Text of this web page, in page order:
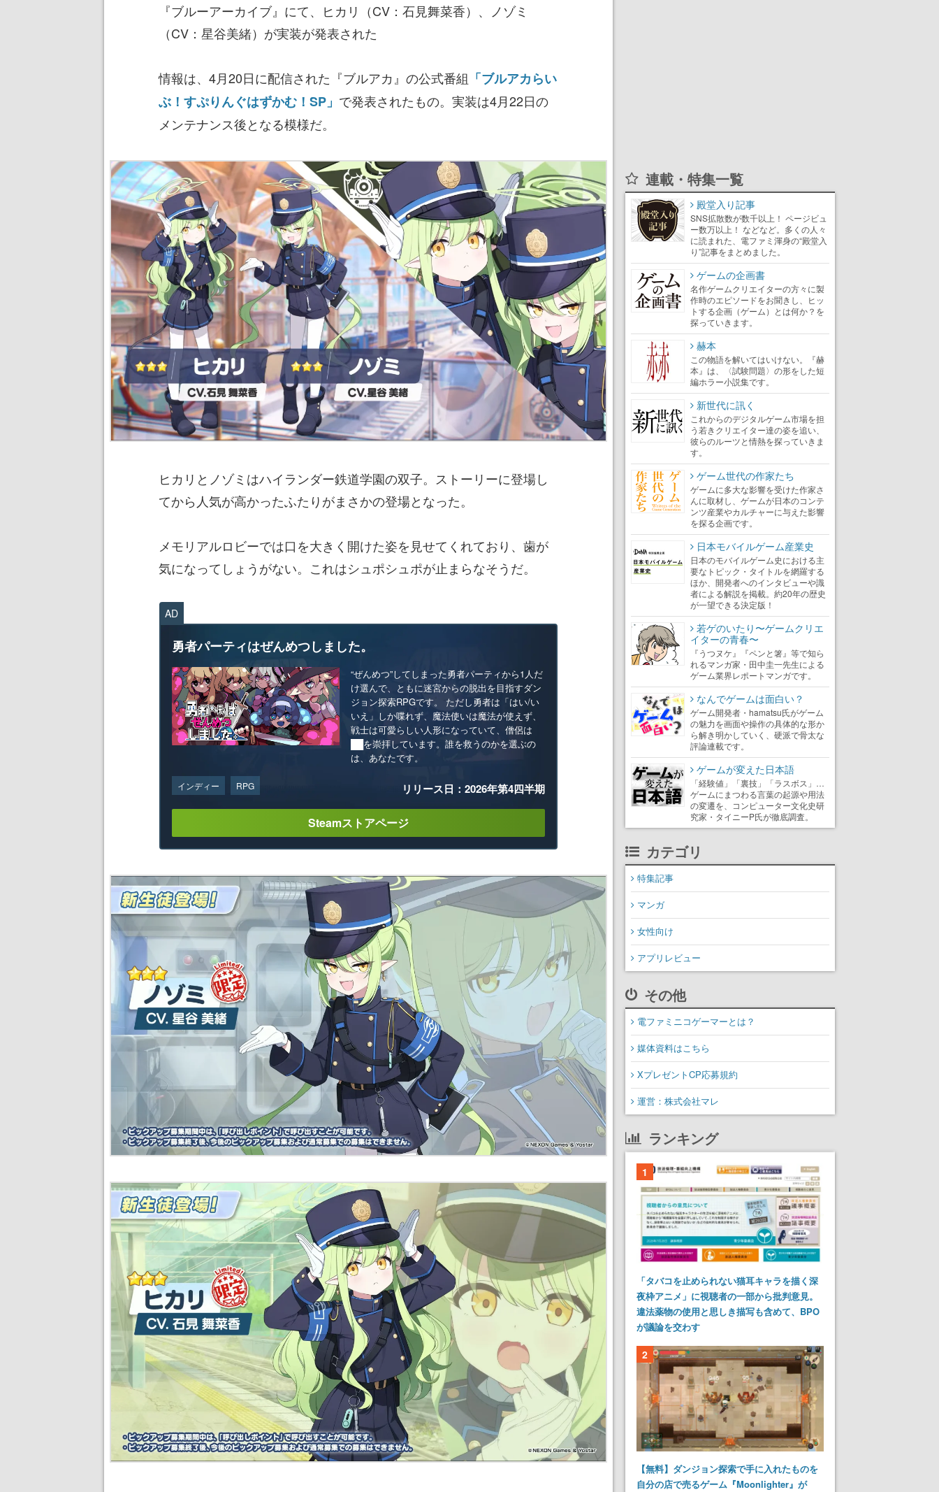
『ブルーアーカイブ』にて、ヒカリ（CV：石見舞菜香）、ノゾミ
（CV：星谷美緒）が実装が発表された
情報は、4月20日に配信された『ブルアカ』の公式番組 「ブルアカらい
ぶ！すぷりんぐはずかむ！SP」 で発表されたもの。実装は4月22日の
メンテナンス後となる模様だ。
ヒカリとノゾミはハイランダー鉄道学園の双子。ストーリーに登場し
てから人気が高かったふたりがまさかの登場となった。
メモリアルロビーでは口を大きく開けた姿を見せてくれており、歯が
気になってしょうがない。これはシュポシュポが止まらなそうだ。
AD
勇者パーティはぜんめつしました。
“ぜんめつ”してしまった勇者パーティから1人だ
け選んで、ともに迷宮からの脱出を目指すダン
ジョン探索RPGです。 ただし勇者は「はい/い
いえ」しか喋れず、魔法使いは魔法が使えず、
戦士は可愛らしい人形になっていて、僧侶は
██を崇拝しています。誰を救うのかを選ぶの
は、あなたです。
インディー RPG リリース日：2026年第4四半期
Steamストアページ
連載・特集一覧
殿堂入り記事
SNS拡散数が数千以上！ ページビュ
ー数万以上！ などなど。多くの人々
に読まれた、電ファミ渾身の“殿堂入
り”記事をまとめました。
ゲームの企画書
名作ゲームクリエイターの方々に製
作時のエピソードをお聞きし、ヒッ
トする企画（ゲーム）とは何か？を
探っていきます。
赫本
この物語を解いてはいけない。『赫
本』は、〈試験問題〉の形をした短
編ホラー小説集です。
新世代に訊く
これからのデジタルゲーム市場を担
う若きクリエイター達の姿を追い、
彼らのルーツと情熱を探っていきま
す。
ゲーム世代の作家たち
ゲームに多大な影響を受けた作家さ
んに取材し、ゲームが日本のコンテ
ンツ産業やカルチャーに与えた影響
を探る企画です。
日本モバイルゲーム産業史
日本のモバイルゲーム史における主
要なトピック・タイトルを網羅する
ほか、開発者へのインタビューや識
者による解説を掲載。約20年の歴史
が一望できる決定版！
若ゲのいたり〜ゲームクリエ
イターの青春〜
『うつヌケ』『ペンと箸』等で知ら
れるマンガ家・田中圭一先生による
ゲーム業界レポートマンガです。
なんでゲームは面白い？
ゲーム開発者・hamatsu氏がゲーム
の魅力を画面や操作の具体的な形か
ら解き明かしていく、硬派で骨太な
評論連載です。
ゲームが変えた日本語
「経験値」「裏技」「ラスボス」…
ゲームにまつわる言葉の起源や用法
の変遷を、コンピューター文化史研
究家・タイニーP氏が徹底調査。
カテゴリ
特集記事
マンガ
女性向け
アプリレビュー
その他
電ファミニコゲーマーとは？
媒体資料はこちら
XプレゼントCP応募規約
運営：株式会社マレ
ランキング
1
「タバコを止められない猫耳キャラを描く深
夜枠アニメ」に視聴者の一部から批判意見。
違法薬物の使用と思しき描写も含めて、BPO
が議論を交わす
2
【無料】ダンジョン探索で手に入れたものを
自分の店で売るゲーム『Moonlighter』が